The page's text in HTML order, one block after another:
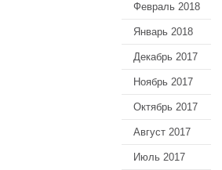
Февраль 2018
Январь 2018
Декабрь 2017
Ноябрь 2017
Октябрь 2017
Август 2017
Июль 2017